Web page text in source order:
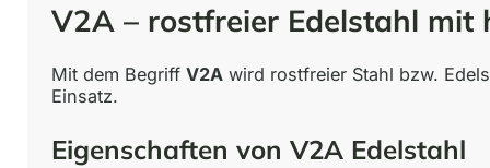
V2A – rostfreier Edelstahl mit
Mit dem BegriffV2A wird rostfreier Stahl bzw.
Einsatz.
Eigenschaften von V2A Edelstahl